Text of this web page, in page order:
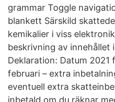
grammar Toggle
blankett Särskild
kemikalier i viss
beskrivning av innehållet
Deklaration: Datum 2021
februari – extra
eventuell extra
inbetald om du räknar